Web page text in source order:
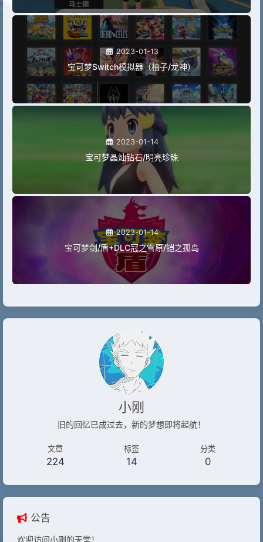
2023-01-13
宝可梦Switch模拟器（柚子/龙神）
2023-01-14
宝可梦晶灿钻石/明亮珍珠
2023-01-14
宝可梦剑/盾+DLC冠之雪原/铠之孤岛
小刚
旧的回忆已成过去，新的梦想即将起航！
文章
224
标签
14
分类
0
公告
欢迎访问小刚的天堂！